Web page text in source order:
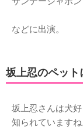
などに出演。
坂上忍のペット
坂上忍さんは犬
知られていますね